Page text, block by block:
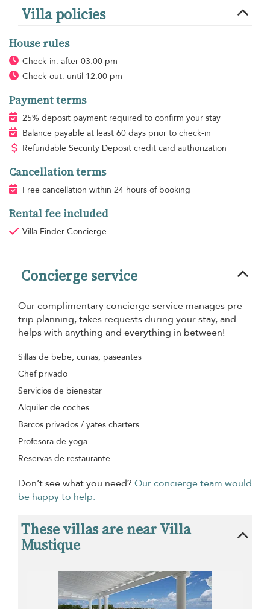
Villa policies
House rules
Check-in: after 03:00 pm
Check-out: until 12:00 pm
Payment terms
25% deposit payment required to confirm your stay
Balance payable at least 60 days prior to check-in
Refundable Security Deposit credit card authorization
Cancellation terms
Free cancellation within 24 hours of booking
Rental fee included
Villa Finder Concierge
Concierge service
Our complimentary concierge service manages pre-
trip planning, takes requests during your stay, and
helps with anything and everything in between!
Sillas de bebé, cunas, paseantes
Chef privado
Servicios de bienestar
Alquiler de coches
Barcos privados / yates charters
Profesora de yoga
Reservas de restaurante
Don’t see what you need? Our concierge team would
be happy to help.
These villas are near Villa
Mustique